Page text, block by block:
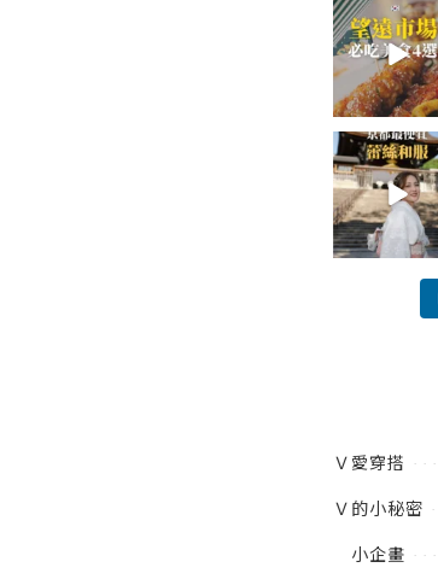
\🇰🇷韓國望遠
場4家必吃美
😋/
💭留言「望
場」傳地址
你...
345
59
💭留言「蕾
傳預約🔗給
\🇯🇵京都最
蕾絲和服推
薦！/ ...
101
Ｖ愛穿搭
Ｖ的小秘密
小企畫